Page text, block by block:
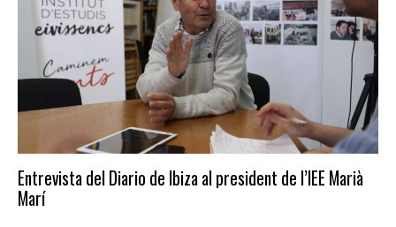
Entrevista del Diario de Ibiza al president de l’IEE Marià
Marí